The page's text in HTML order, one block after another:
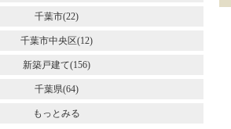
千葉市(22)
千葉市中央区(12)
新築戸建て(156)
千葉県(64)
もっとみる